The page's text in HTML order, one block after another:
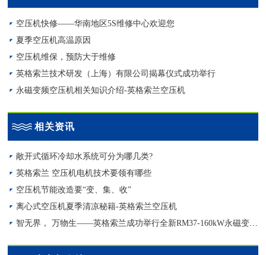
空压机快修——华南地区5S维修中心欢迎您
夏季空压机高温原因
空压机维保，预防大于维修
英格索兰技术研发（上海）有限公司揭幕仪式成功举行
永磁变频空压机相关知识介绍-英格索兰空压机
相关资讯
敞开式循环冷却水系统可分为哪几类?
英格索兰 空压机电机技术要领有哪些
空压机节能改造要“变、集、收”
离心式空压机夏季清凉秘籍-英格索兰空压机
智无界， 万物生——英格索兰成功举行全新RM37-160kW永磁变频空压机发布